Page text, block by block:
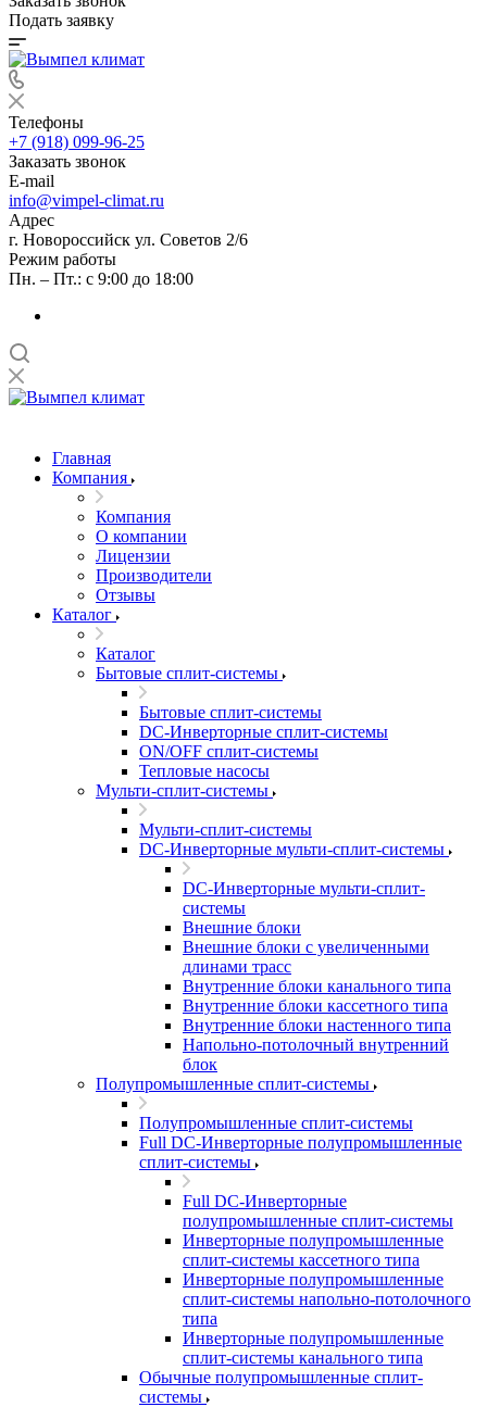
Подать заявку
Телефоны
+7 (918) 099-96-25
Заказать звонок
E-mail
info@vimpel-climat.ru
Адрес
г. Новороссийск ул. Советов 2/6
Режим работы
Пн. – Пт.: с 9:00 до 18:00
Главная
Компания
Компания
О компании
Лицензии
Производители
Отзывы
Каталог
Каталог
Бытовые сплит-системы
Бытовые сплит-системы
DC-Инверторные сплит-системы
ON/OFF сплит-системы
Тепловые насосы
Мульти-сплит-системы
Мульти-сплит-системы
DC-Инверторные мульти-сплит-системы
DC-Инверторные мульти-сплит-
системы
Внешние блоки
Внешние блоки с увеличенными
длинами трасс
Внутренние блоки канального типа
Внутренние блоки кассетного типа
Внутренние блоки настенного типа
Напольно-потолочный внутренний
блок
Полупромышленные сплит-системы
Полупромышленные сплит-системы
Full DC-Инверторные полупромышленные
сплит-системы
Full DC-Инверторные
полупромышленные сплит-системы
Инверторные полупромышленные
сплит-системы кассетного типа
Инверторные полупромышленные
сплит-системы напольно-потолочного
типа
Инверторные полупромышленные
сплит-системы канального типа
Обычные полупромышленные сплит-
системы